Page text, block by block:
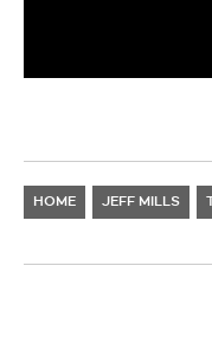
HOME JEFF MILLS